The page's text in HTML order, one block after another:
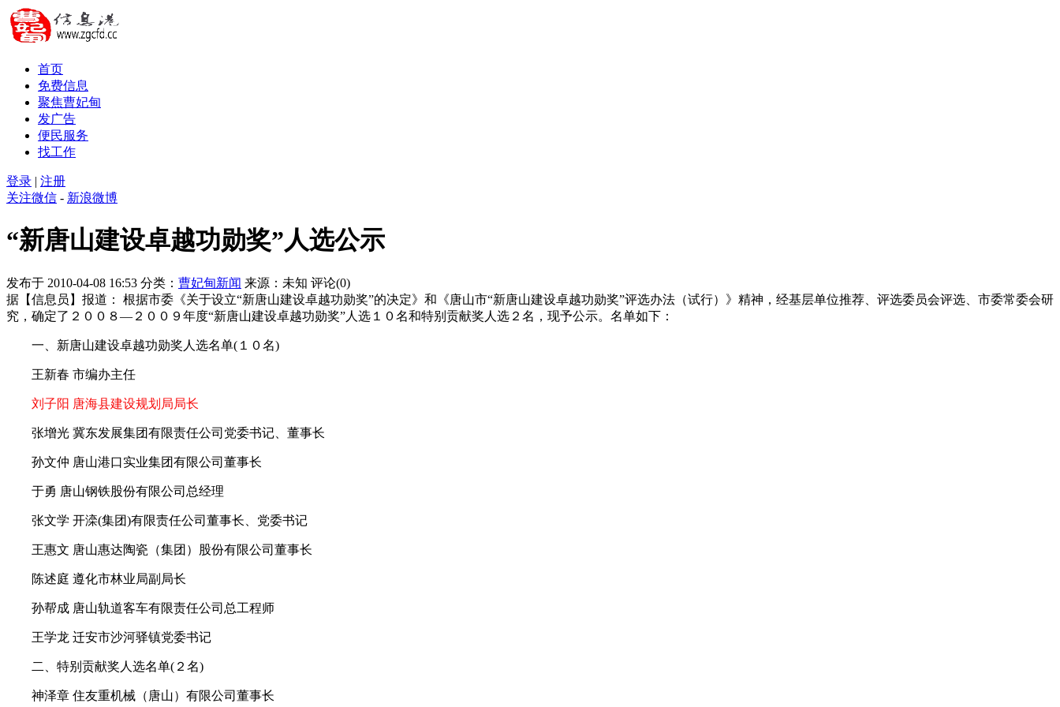
首页
免费信息
聚焦曹妃甸
发广告
便民服务
找工作
登录 | 注册
关注微信 - 新浪微博
“新唐山建设卓越功勋奖”人选公示
发布于 2010-04-08 16:53 分类： 曹妃甸新闻 来源：未知 评论(0)
据【信息员】报道： 根据市委《关于设立“新唐山建设卓越功勋奖”的决定》和《唐山市“新唐山建设卓越功勋奖”评选办法（试行）》精神，经基层单位推荐、评选委员会评选、市委常委会研
究，确定了２００８—２００９年度“新唐山建设卓越功勋奖”人选１０名和特别贡献奖人选２名，现予公示。名单如下：
一、新唐山建设卓越功勋奖人选名单(１０名)
王新春 市编办主任
刘子阳 唐海县建设规划局局长
张增光 冀东发展集团有限责任公司党委书记、董事长
孙文仲 唐山港口实业集团有限公司董事长
于勇 唐山钢铁股份有限公司总经理
张文学 开滦(集团)有限责任公司董事长、党委书记
王惠文 唐山惠达陶瓷（集团）股份有限公司董事长
陈述庭 遵化市林业局副局长
孙帮成 唐山轨道客车有限责任公司总工程师
王学龙 迁安市沙河驿镇党委书记
二、特别贡献奖人选名单(２名)
神泽章 住友重机械（唐山）有限公司董事长